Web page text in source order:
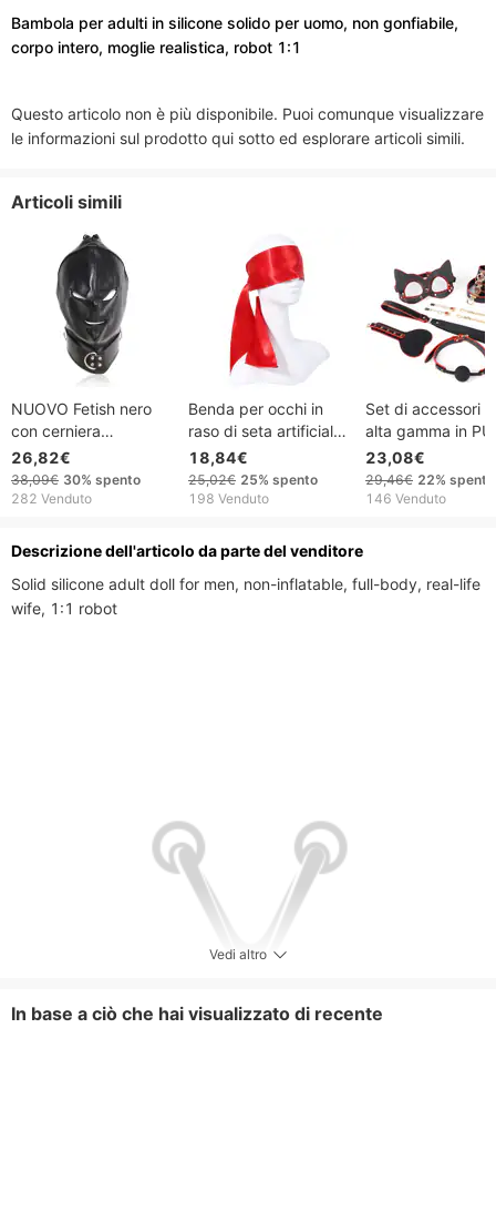
Bambola per adulti in silicone solido per uomo, non gonfiabile,
corpo intero, moglie realistica, robot 1:1
Questo articolo non è più disponibile. Puoi comunque visualizzare
le informazioni sul prodotto qui sotto ed esplorare articoli simili.
Articoli simili
NUOVO Fetish nero
con cerniera
(occhi/bocca) in pelle
con maschera in
spugna, benda per gli
giocattolo sessuale
per cosplay per
coppie uomo/donna
26,82€
38,09€ 30% spento
282 Venduto
Benda per occhi in
raso di seta artificiale
per flirt BDSM,
giocattoli sessuali
Bondage, ampia
per dormire e riposare
al matrimonio
18,84€
25,02€ 25% spento
198 Venduto
Set di accessori
alta gamma in PU,
collari di trazione,
schiaffi in pelle,
orali, morsetti per
23,08€
29,46€ 22% spento
146 Venduto
Descrizione dell'articolo da parte del venditore
Solid silicone adult doll for men, non-inflatable, full-body, real-life
wife, 1:1 robot
Vedi altro
In base a ciò che hai visualizzato di recente